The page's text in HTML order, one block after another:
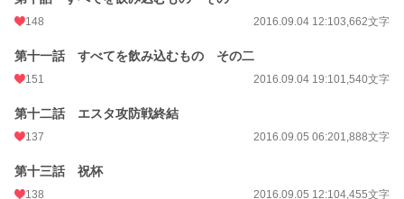
148 2016.09.04 12:103,662文字
第十一話 すべてを飲み込むもの その二
151 2016.09.04 19:101,540文字
第十二話 エスタ攻防戦終結
137 2016.09.05 06:201,888文字
第十三話 祝杯
138 2016.09.05 12:104,455文字